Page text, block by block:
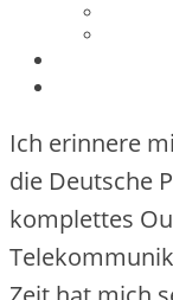
Ich erinnere
die Deutsche
komplettes